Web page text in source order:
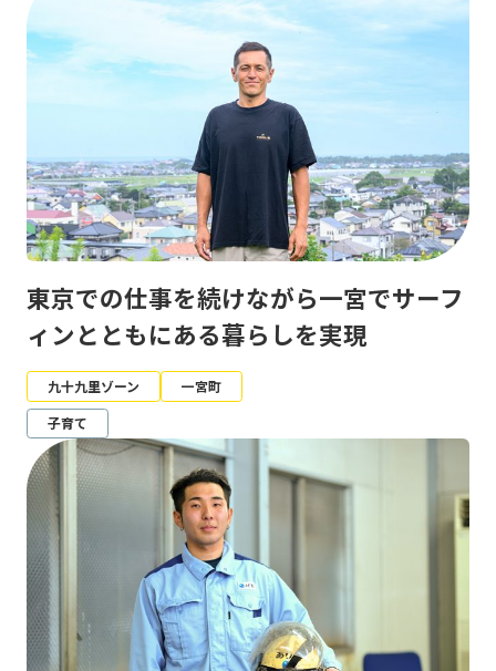
東京での仕事を続けながら一宮でサーフ
ィンとともにある暮らしを実現
九十九里ゾーン
一宮町
子育て